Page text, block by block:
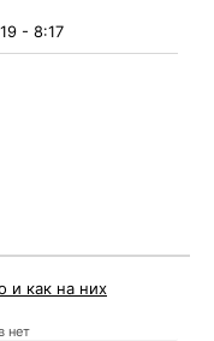
- 8:17
и как на них
нет